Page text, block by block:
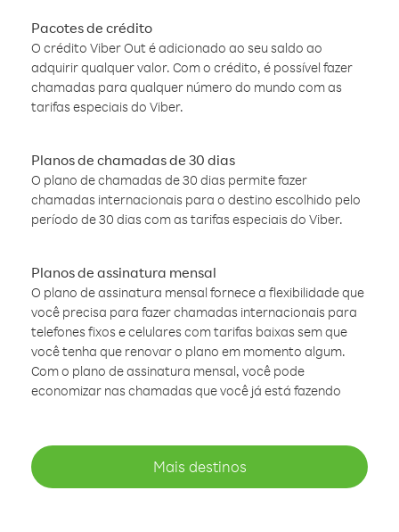
Pacotes de crédito
O crédito Viber Out é adicionado ao seu saldo ao
adquirir qualquer valor. Com o crédito, é possível fazer
chamadas para qualquer número do mundo com as
tarifas especiais do Viber.
Planos de chamadas de 30 dias
O plano de chamadas de 30 dias permite fazer
chamadas internacionais para o destino escolhido pelo
período de 30 dias com as tarifas especiais do Viber.
Planos de assinatura mensal
O plano de assinatura mensal fornece a flexibilidade que
você precisa para fazer chamadas internacionais para
telefones fixos e celulares com tarifas baixas sem que
você tenha que renovar o plano em momento algum.
Com o plano de assinatura mensal, você pode
economizar nas chamadas que você já está fazendo
Mais destinos